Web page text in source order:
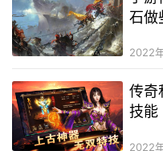
石做
2022
传奇
技能
2022